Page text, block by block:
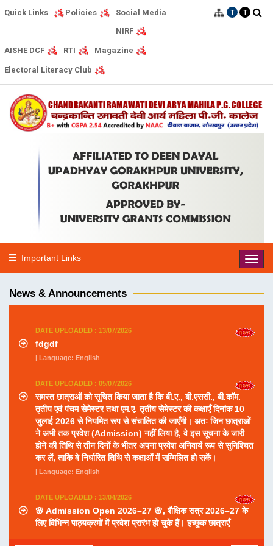
Quick Links Policies Social Media
NIRF
AISHE DCF RTI Magazine
Electoral Literacy Club
T T
Important Links
News & Announcements
fdgdf
| Language: English
DATE UPLOADED : 13/07/2026
समस्त छात्राओं को सूचित किया जाता है कि बी.ए., बी.एससी., बी.कॉम.
तृतीय एवं पंचम सेमेस्टर तथा एम.ए. तृतीय सेमेस्टर की कक्षाएँ दिनांक 10
जुलाई 2026 से नियमित रूप से संचालित की जाएँगी। अतः जिन छात्राओं
ने अभी तक प्रवेश (Admission) नहीं लिया है, वे इस सूचना के जारी
होने की तिथि से तीन दिनों के भीतर अपना प्रवेश अनिवार्य रूप से सुनिश्चित
कर लें, ताकि वे निर्धारित तिथि से कक्षाओं में सम्मिलित हो सकें।
| Language: English
DATE UPLOADED : 05/07/2026
🌸 Admission Open 2026–27 🌸, शैक्षिक सत्र 2026–27 के
लिए विभिन्न पाठ्यक्रमों में प्रवेश प्रारंभ हो चुके हैं। इच्छुक छात्राएँ
DATE UPLOADED : 13/04/2026